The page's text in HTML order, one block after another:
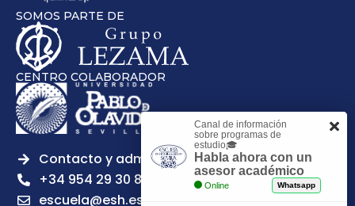
SOMOS PARTE DE
CENTRO COLABORADOR
Contacto y admisiones
+34 954 29 30 81
escuela@esh.es
Canal de información
sobre programas de
estudio🎓
Habla ahora con un
asesor académico
Online Whatsapp